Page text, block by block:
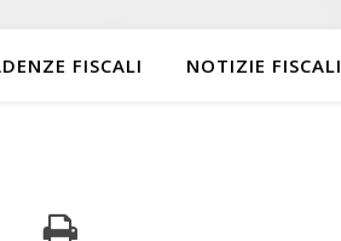
FISCALI NOTIZIE FISCALI